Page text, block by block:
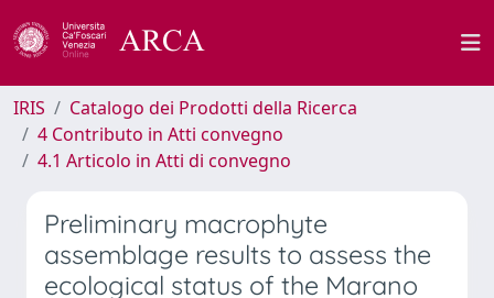
IRIS
Catalogo dei Prodotti della Ricerca
4 Contributo in Atti convegno
4.1 Articolo in Atti di convegno
Preliminary macrophyte
assemblage results to assess the
ecological status of the Marano